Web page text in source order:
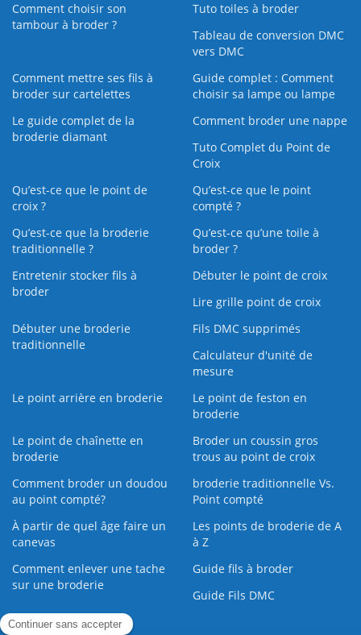
Comment choisir son
tambour à broder ?
Tuto toiles à broder
Tableau de conversion DMC
vers DMC
Comment mettre ses fils à
broder sur cartelettes
Guide complet : Comment
choisir sa lampe ou lampe
Le guide complet de la
broderie diamant
Comment broder une nappe
Tuto Complet du Point de
Croix
Qu’est-ce que le point de
croix ?
Qu’est-ce que le point
compté ?
Qu’est-ce que la broderie
traditionnelle ?
Qu’est‑ce qu’une toile à
broder ?
Entretenir stocker fils à
broder
Débuter le point de croix
Lire grille point de croix
Débuter une broderie
traditionnelle
Fils DMC supprimés
Calculateur d'unité de
mesure
Le point arrière en broderie
Le point de feston en
broderie
Le point de chaînette en
broderie
Broder un coussin gros
trous au point de croix
Comment broder un doudou
au point compté?
broderie traditionnelle Vs.
Point compté
À partir de quel âge faire un
canevas
Les points de broderie de A
à Z
Comment enlever une tache
sur une broderie
Guide fils à broder
Guide Fils DMC
Guide de la Broderie